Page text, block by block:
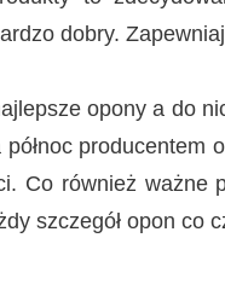
dobry.
opony a do
producentem
Co również ważne
szczegół opon co